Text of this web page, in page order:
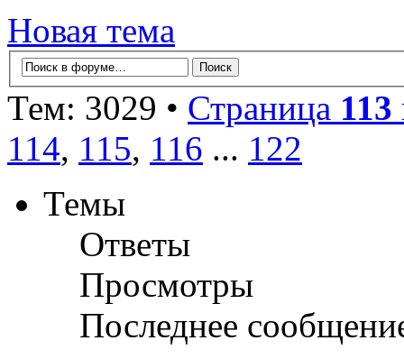
Новая тема
Тем: 3029 • Страница 113
114, 115, 116 ... 122
Темы
Ответы
Просмотры
Последнее